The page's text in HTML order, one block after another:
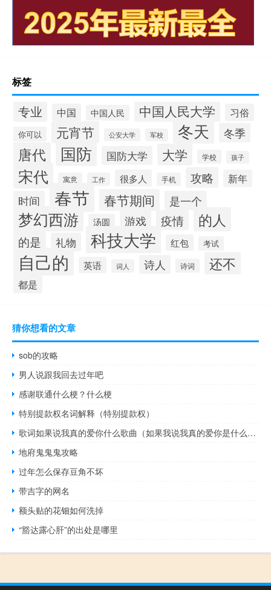
标签
专业 中国 中国人民 中国人民大学 习俗
你可以 元宵节 公安大学 军校 冬天 冬季
唐代 国防 国防大学 大学 学校 孩子
宋代 寓意 工作 很多人 手机 攻略 新年
时间 春节 春节期间 是一个
梦幻西游 汤圆 游戏 疫情 的人
的是 礼物 科技大学 红包 考试
自己的 英语 词人 诗人 诗词 还不
都是
猜你想看的文章
sob的攻略
男人说跟我回去过年吧
感谢联通什么梗？什么梗
特别提款权名词解释（特别提款权）
歌词如果说我真的爱你什么歌曲（如果我说我真的爱你是什么歌）
地府鬼鬼鬼攻略
过年怎么保存豆角不坏
带吉字的网名
额头贴的花钿如何洗掉
“豁达露心肝”的出处是哪里